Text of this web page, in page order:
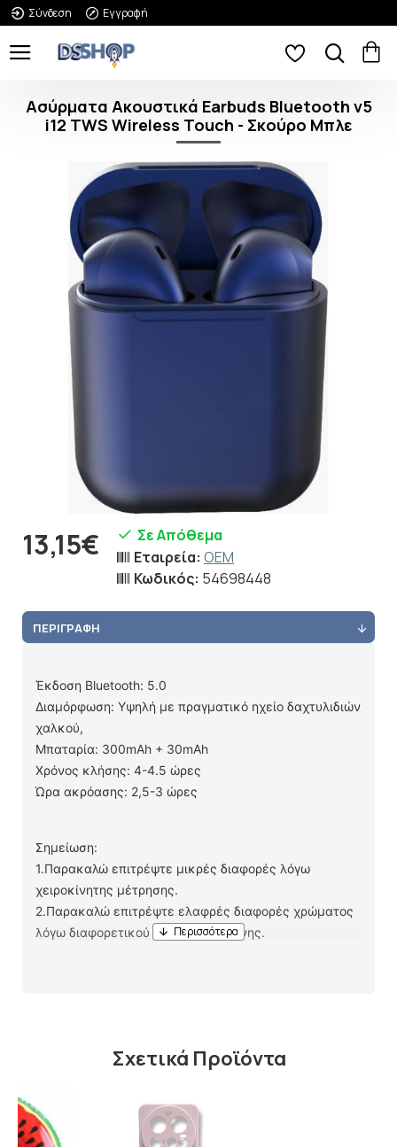
Σύνδεση Εγγραφή
Ασύρματα Ακουστικά Earbuds Bluetooth v5
i12 TWS Wireless Touch - Σκούρο Μπλε
13,15€
Σε Απόθεμα
Εταιρεία: OEM
Κωδικός: 54698448
ΠΕΡΙΓΡΑΦΉ
Έκδοση Bluetooth: 5.0
Διαμόρφωση: Υψηλή με πραγματικό ηχείο δαχτυλιδιών
χαλκού,
Μπαταρία: 300mAh + 30mAh
Χρόνος κλήσης: 4-4.5 ώρες
Ώρα ακρόασης: 2,5-3 ώρες
Σημείωση:
1.Παρακαλώ επιτρέψτε μικρές διαφορές λόγω
χειροκίνητης μέτρησης.
2.Παρακαλώ επιτρέψτε ελαφρές διαφορές χρώματος
λόγω διαφορετικού φωτός και οθόνης.
1 x Εγχειρίδιο χρήστη
Μεγάλος χρόνος χρήσης
Σχετικά Προϊόντα